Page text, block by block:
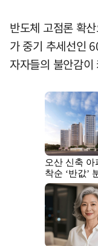
반도체 고점론 확
가 중기 추세선인
자자들의 불안감이